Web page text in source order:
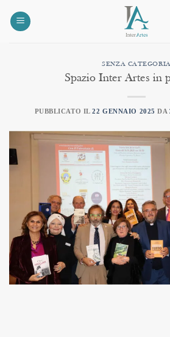
SENZA CATEGORIA
Spazio Inter Artes in
PUBBLICATO IL22 GENNAIO 2025 DA